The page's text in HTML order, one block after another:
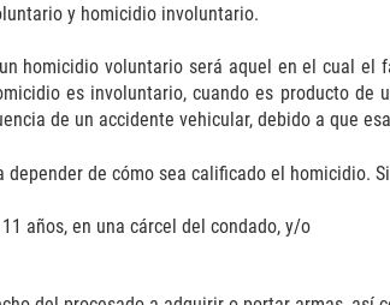
y homicidio involuntario.
homicidio voluntario será aquel en el cual
es involuntario, cuando es producto
de un accidente vehicular, debido a que
de cómo sea calificado el homicidio.
años, en una cárcel del condado, y/o